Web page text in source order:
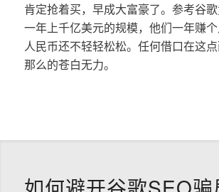
肯定抢着买，早成大富豪了。参考谷
一年上千亿美元的规模，他们一年赚
人民币还不轻轻松松。任何借口在这
那么的苍白无力。